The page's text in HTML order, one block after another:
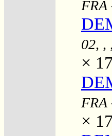
FRA
02, ,
×
FRA
×